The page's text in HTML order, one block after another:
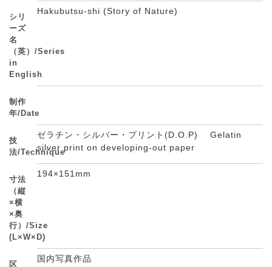
シリ
ーズ
名
（英）/Series
in
English
Hakubutsu-shi (Story of Nature)
制作
年/Date
技
法/Technique
ゼラチン・シルバー・プリント(D.O.P) Gelatin
silver print on developing-out paper
寸法
（縦
×横
×奥
行）/Size
(L×W×D)
194×151mm
区
国内写真作品